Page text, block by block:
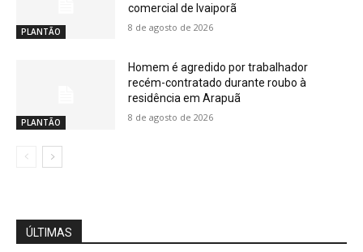
PLANTÃO
comercial de Ivaiporã
8 de agosto de 2026
PLANTÃO
Homem é agredido por trabalhador
recém-contratado durante roubo à
residência em Arapuã
8 de agosto de 2026
ÚLTIMAS